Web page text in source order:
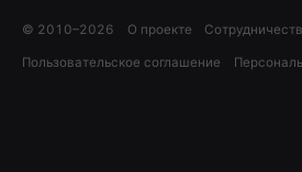
© 2010–2026 О проекте
Пользовательское соглашение